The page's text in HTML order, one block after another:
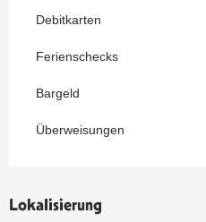
Debitkarten
Ferienschecks
Bargeld
Überweisungen
Lokalisierung